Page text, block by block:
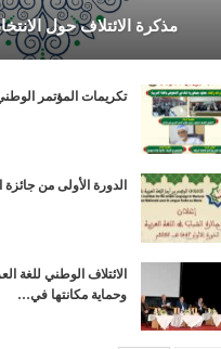
مذكرة الائتلاف حول
تكريمات المؤتمر
الدورة الأولى من
الائتلاف الوطني للغة
وحماية مكانتها في…